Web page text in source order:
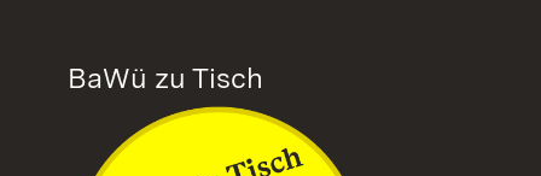
BaWü zu Tisch